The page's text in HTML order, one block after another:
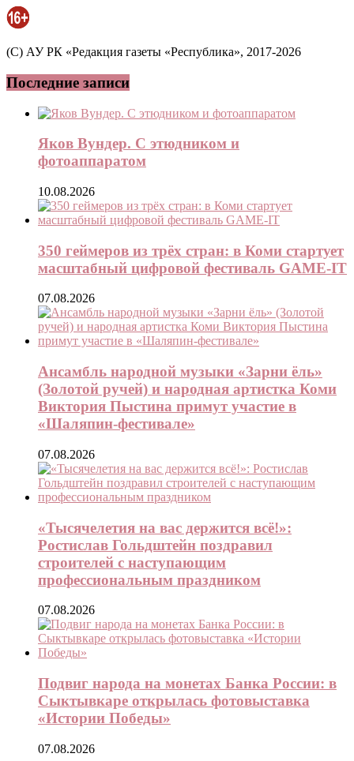
(C) АУ РК «Редакция газеты «Республика», 2017-2026
Последние записи
Яков Вундер. С этюдником и
фотоаппаратом
10.08.2026
350 геймеров из трёх стран: в Коми стартует
масштабный цифровой фестиваль GAME-IT
07.08.2026
Ансамбль народной музыки «Зарни ёль»
(Золотой ручей) и народная артистка Коми
Виктория Пыстина примут участие в
«Шаляпин-фестивале»
07.08.2026
«Тысячелетия на вас держится всё!»:
Ростислав Гольдштейн поздравил
строителей с наступающим
профессиональным праздником
07.08.2026
Подвиг народа на монетах Банка России: в
Сыктывкаре открылась фотовыставка
«Истории Победы»
07.08.2026